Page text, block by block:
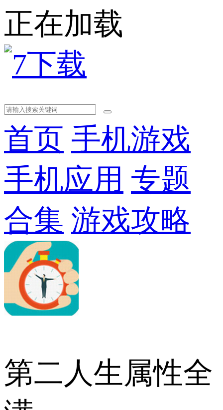
正在加载
首页 手机游戏
手机应用 专题
合集 游戏攻略
第二人生属性全